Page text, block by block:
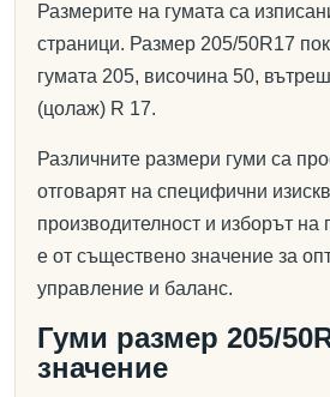
Размерите на гумата са
страници. Размер 205/50R17
гумата 205, височина 50,
(цолаж) R 17.
Различните размери гуми са
отговарят на специфични
производителност и изборът
е от съществено значение за
управление и баланс.
Гуми размер 205/
значение